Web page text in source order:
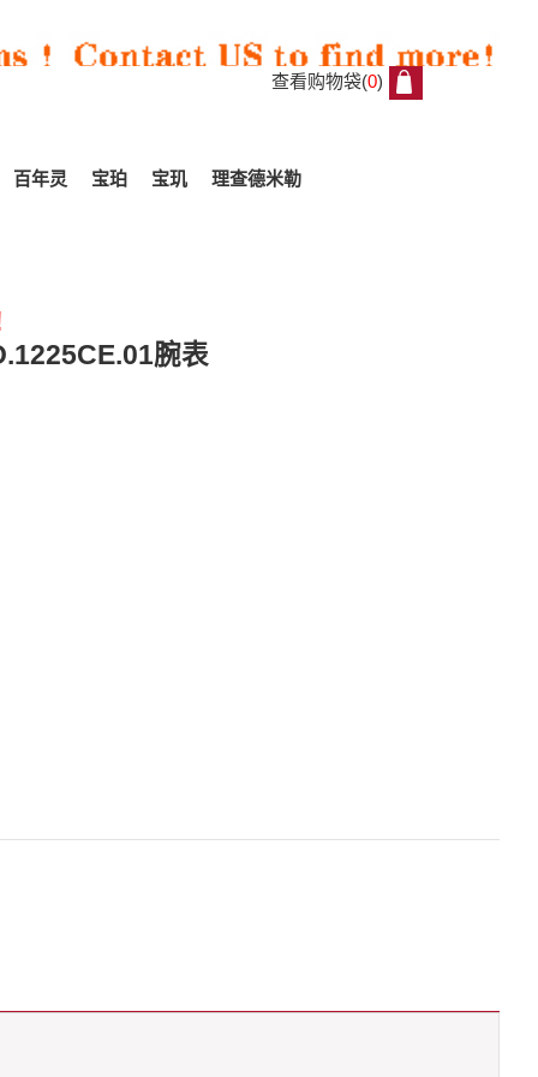
查看购物袋(0)
百年灵 宝珀 宝玑 理查德米勒
腕表